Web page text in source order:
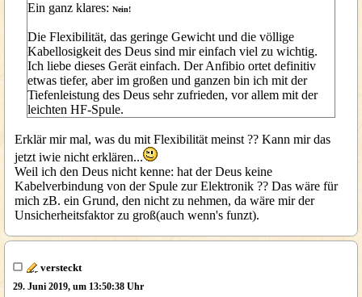
Ein ganz klares: Nein!
Die Flexibilität, das geringe Gewicht und die völlige
Kabellosigkeit des Deus sind mir einfach viel zu wichtig.
Ich liebe dieses Gerät einfach. Der Anfibio ortet definitiv
etwas tiefer, aber im großen und ganzen bin ich mit der
Tiefenleistung des Deus sehr zufrieden, vor allem mit der
leichten HF-Spule.
Erklär mir mal, was du mit Flexibilität meinst ?? Kann mir das
jetzt iwie nicht erklären...
Weil ich den Deus nicht kenne: hat der Deus keine
Kabelverbindung von der Spule zur Elektronik ?? Das wäre für
mich zB. ein Grund, den nicht zu nehmen, da wäre mir der
Unsicherheitsfaktor zu groß(auch wenn's funzt).
versteckt
29. Juni 2019, um 13:50:38 Uhr